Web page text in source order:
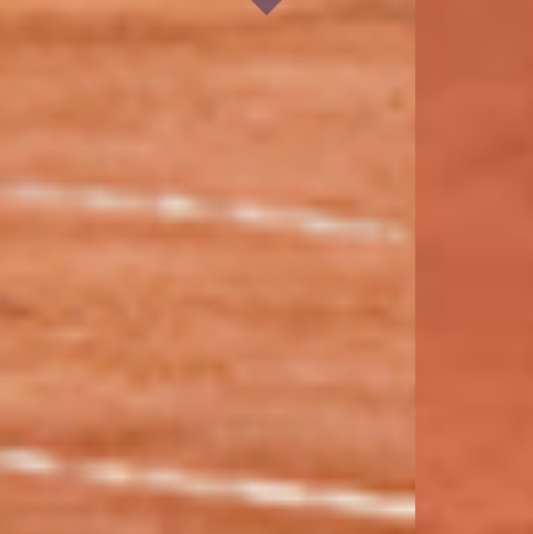
Principiantes
17:00 o 20:00 hs.
Sábados 8:00, 13:00 o 14:00 hs.
Lugar: Estadio Juan Carmelo
Avanzado
Lunes, miércoles y viernes –
Lugar: Estadio Juan Carmelo
Zerillo (60 y 118)